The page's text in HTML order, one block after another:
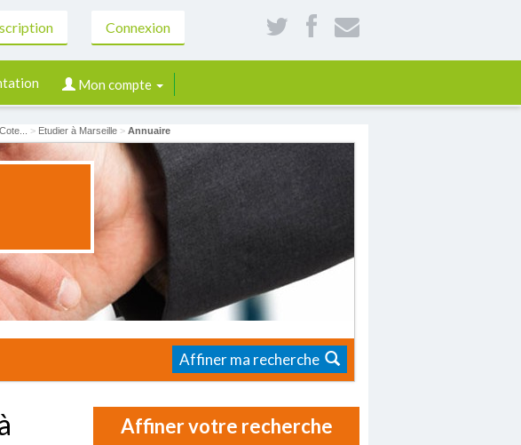
Connexion
Mon compte
> Etudier à Marseille > Annuaire
Affiner ma recherche
Affiner votre recherche